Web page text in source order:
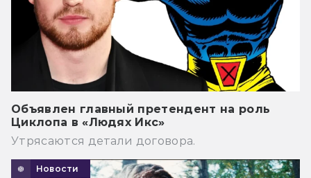
Объявлен главный претендент на роль
Циклопа в «Людях Икс»
Утрясаются детали договора.
Новости